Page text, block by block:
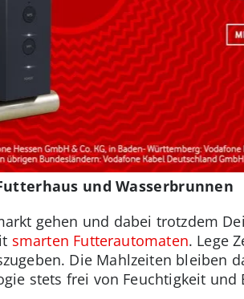
und Wasserbrunnen
gehen und dabei trotzdem
smarten Futterautomaten. Lege
Die Mahlzeiten bleiben
stets frei von Feuchtigkeit